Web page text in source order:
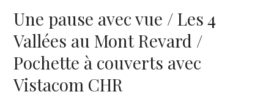
Une pause avec vue / Les 4
Vallées au Mont Revard /
Pochette à couverts avec
Vistacom CHR